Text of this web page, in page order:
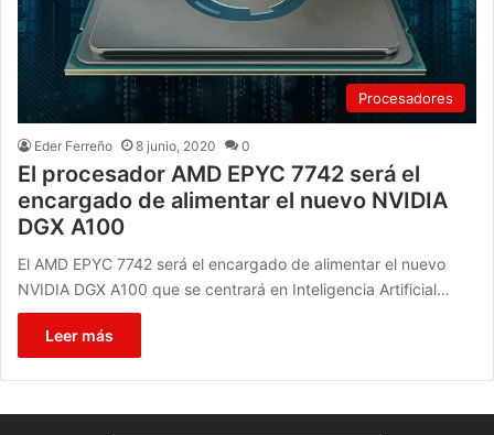
Procesadores
Eder Ferreño 8 junio, 2020 0
El procesador AMD EPYC 7742 será el
encargado de alimentar el nuevo NVIDIA
DGX A100
El AMD EPYC 7742 será el encargado de alimentar el nuevo
NVIDIA DGX A100 que se centrará en Inteligencia Artificial…
Leer más